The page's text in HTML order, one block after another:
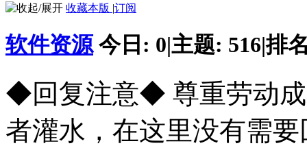
收藏本版 |订阅
软件资源 今日: 0|主题: 516|排
◆回复注意◆ 尊重劳动成
者灌水，在这里没有需